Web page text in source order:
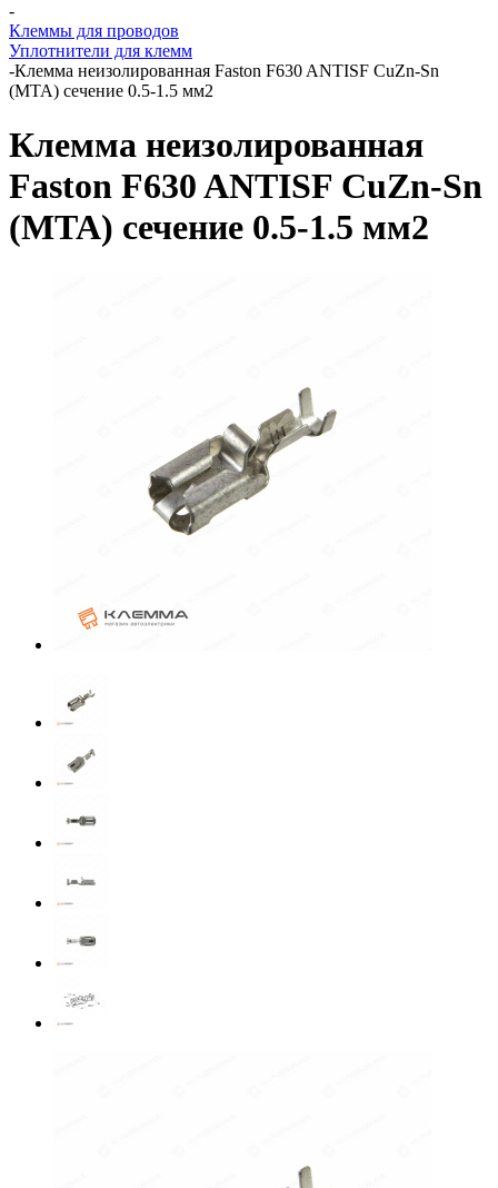
-
Клеммы для проводов
Уплотнители для клемм
-Клемма неизолированная Faston F630 ANTISF CuZn-Sn
(MTA) сечение 0.5-1.5 мм2
Клемма неизолированная
Faston F630 ANTISF CuZn-Sn
(MTA) сечение 0.5-1.5 мм2